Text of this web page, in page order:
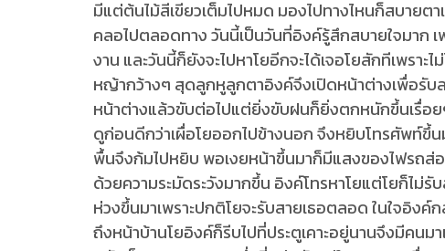
มีแต่ต้นไม้สีเขียวเต็มไปหมด มองไปทางไหนก็สบาย
คลอไปตลอดทาง วันนี้เป็นวันที่อิงค์รู้สึกสบายใจมาก
งาน และวันนี้ก็ยังจะไปหาโยอีกจะได้เจอโยสักทีเพรา
หญ้ากว้างๆ สุดลูกหูลูกตาอิงค์จึงเปิดหน้าต่างเพื่อรั
หน้าต่างแล้วขับต่อไปแต่ยิ่งขับฝนก็ยิ่งตกหนักขึ้นเรื่อย
ดูก่อนดีกว่าเผื่อโยออกไปข้างนอก จึงหยิบโทรศัพท์
พื้นจึงก้มไปหยิบ พอเงยหน้าขึ้นมาก็มีแสงของไฟรถส่
ด้วยความระมัดระวังมากขึ้น อิงค์โทรหาโยแต่โยก็ไม่
ห่วงขึ้นมาเพราะปกติโยจะรับสายเธอตลอด ในใจอิงค์ก
ถึงหน้าบ้านโยอิงค์ก็รีบไปที่ประตูเคาะอยู่นานจึงมีคน